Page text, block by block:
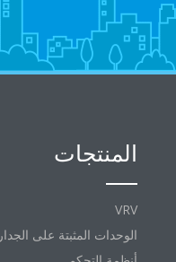
المنتجات
VRV
الوحدات المثبتة على الجدار